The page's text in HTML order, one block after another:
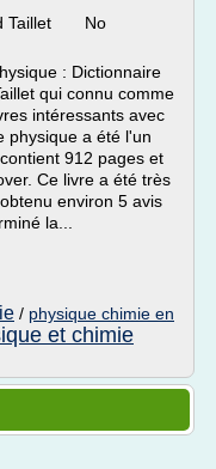
Taillet No
: Dictionnaire
qui connu comme
intéressants avec
physique a été l'un
912 pages et
Ce livre a été très
environ 5 avis
la...
/ physique chimie en
et chimie